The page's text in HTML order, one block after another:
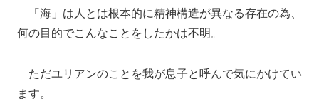
「海」は人とは根本的に精神構造が異なる存在の為、
何の目的でこんなことをしたかは不明。
ただユリアンのことを我が息子と呼んで気にかけてい
ます。